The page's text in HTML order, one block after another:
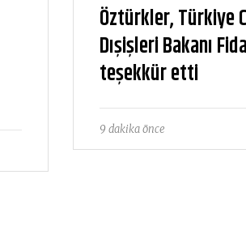
Öztürkler, Türkiye
Dışişleri Bakanı
teşekkür etti
9 dakika önce